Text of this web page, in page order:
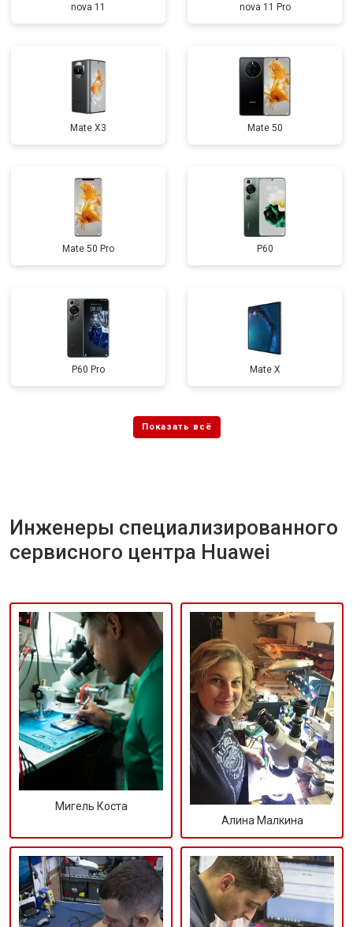
nova 11 nova 11 Pro
Mate X3 Mate 50
Mate 50 Pro P60
P60 Pro Mate X
Инженеры специализированного
сервисного центра Huawei
Мигель Коста
Алина Малкина